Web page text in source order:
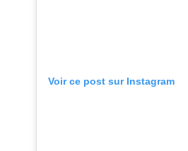
Voir ce post sur Instagram